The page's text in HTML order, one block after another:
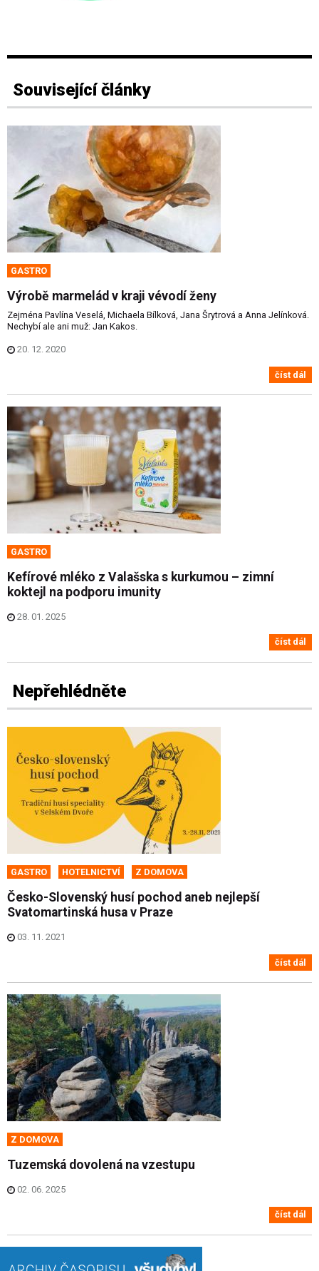
Související články
GASTRO
Výrobě marmelád v kraji vévodí ženy
Zejména Pavlína Veselá, Michaela Bílková, Jana Šrytrová a Anna Jelínková.
Nechybí ale ani muž: Jan Kakos.
20. 12. 2020
číst dál
GASTRO
Kefírové mléko z Valašska s kurkumou – zimní
koktejl na podporu imunity
28. 01. 2025
číst dál
Nepřehlédněte
GASTRO HOTELNICTVÍ Z DOMOVA
Česko-Slovenský husí pochod aneb nejlepší
Svatomartinská husa v Praze
03. 11. 2021
číst dál
Z DOMOVA
Tuzemská dovolená na vzestupu
02. 06. 2025
číst dál